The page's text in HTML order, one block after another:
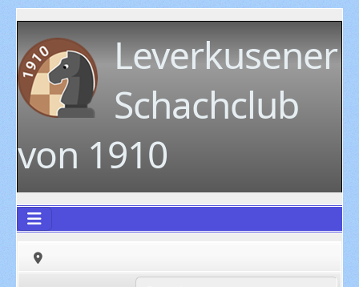
Leverkusener
Schachclub
von 1910